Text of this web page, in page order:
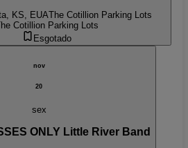
KS, EUAThe Cotillion Parking Lots
Cotillion Parking Lots
Esgotado
nov
20
sex
ONLY Little River Band